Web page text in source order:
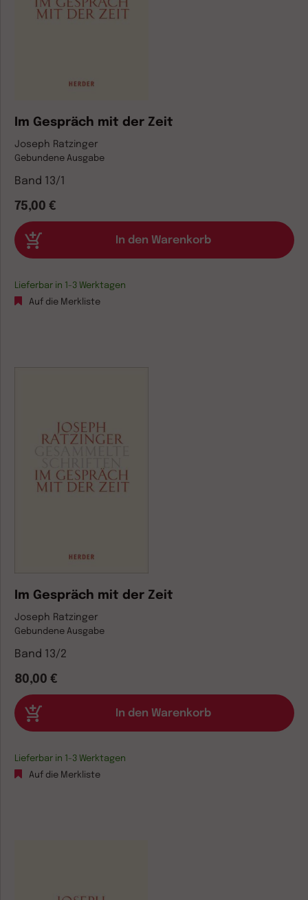
Im Gespräch mit der Zeit
Joseph Ratzinger
Gebundene Ausgabe
Band 13/1
75,00 €
Lieferbar in 1-3 Werktagen
Auf die Merkliste
Im Gespräch mit der Zeit
Joseph Ratzinger
Gebundene Ausgabe
Band 13/2
80,00 €
Lieferbar in 1-3 Werktagen
Auf die Merkliste